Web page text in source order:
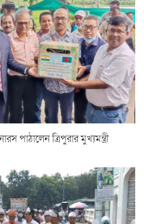
পাঠালেন ত্রিপুরার মুখ্যমন্ত্রী